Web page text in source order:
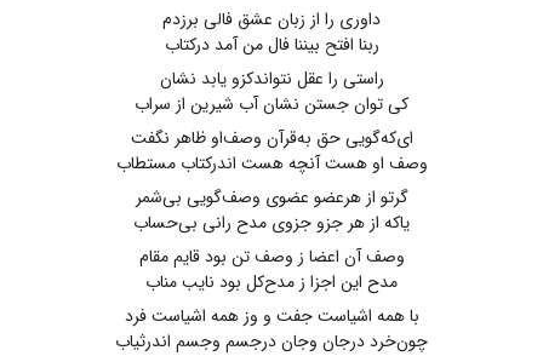
داوری را از زبان عشق فالی برزدم
ربنا افتح بیننا فال من آمد درکتاب‌
راستی را عقل نتواندکزو یابد نشان
کی توان جستن نشان آب شیرین از سراب
ای‌که‌گویی حق به‌قرآن وصف‌او ظاهر نگفت
وصف او هست آنچه هست اندرکتاب مستطاب
گرتو از هرعضو عضوی وصف‌گویی بی‌شمر
یاکه از هر جزو جزوی مدح رانی بی‌حساب
وصف آن اعضا ز وصف تن بود قایم مقام
مدح این اجزا ز مدح‌کل بود نایب مناب
با همه اشیاست جفت و وز همه اشیاست فرد
چون‌خرد درجان وجان درجسم وجسم اندرثیاب